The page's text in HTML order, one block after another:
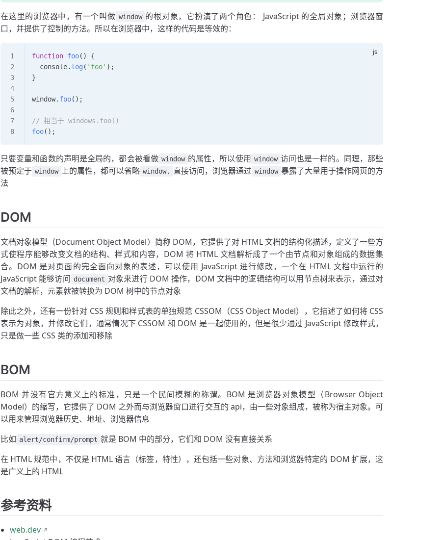
在这里的浏览器中，有一个叫做 window 的根对象，它扮演了两个角色： JavaScript 的全局对象；浏览器窗
口，并提供了控制的方法。所以在浏览器中，这样的代码是等效的：
function foo() {
  console
. log ( 'foo' );
}
window. foo();
// 相当于 windows.foo()
foo();
只要变量和函数的声明是全局的，都会被看做 window 的属性，所以使用 window 访问也是一样的。同理，那些
被预定于 window 上的属性，都可以省略 window. 直接访问，浏览器通过 window 暴露了大量用于操作网页的方
法
DOM
文档对象模型（Document Object Model）简称 DOM，它提供了对 HTML 文档的结构化描述，定义了一些方
式使程序能够改变文档的结构、样式和内容，DOM 将 HTML 文档解析成了一个由节点和对象组成的数据集
合。DOM 是对页面的完全面向对象的表述，可以使用 JavaScript 进行修改，一个在 HTML 文档中运行的
JavaScript 能够访问 document 对象来进行 DOM 操作，DOM 文档中的逻辑结构可以用节点树来表示，通过对
文档的解析，元素就被转换为 DOM 树中的节点对象
除此之外，还有一份针对 CSS 规则和样式表的单独规范 CSSOM（CSS Object Model），它描述了如何将 CSS
表示为对象，并修改它们，通常情况下 CSSOM 和 DOM 是一起使用的，但是很少通过 JavaScript 修改样式，
只是做一些 CSS 类的添加和移除
BOM
BOM 并没有官方意义上的标准，只是一个民间模糊的称谓。BOM 是浏览器对象模型（Browser Object
Model）的缩写，它提供了 DOM 之外而与浏览器窗口进行交互的 api，由一些对象组成，被称为宿主对象。可
以用来管理浏览器历史、地址、浏览器信息
比如 alert/confirm/prompt 就是 BOM 中的部分，它们和 DOM 没有直接关系
在 HTML 规范中，不仅是 HTML 语言（标签，特性），还包括一些对象、方法和浏览器特定的 DOM 扩展，这
是广义上的 HTML
参考资料
web.dev